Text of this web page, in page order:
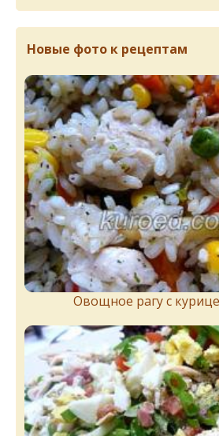
Новые фото к рецептам
Овощное рагу с